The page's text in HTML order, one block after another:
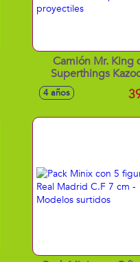
Camión Mr. King
Superthings
Power Battle,
King, 4
4 años